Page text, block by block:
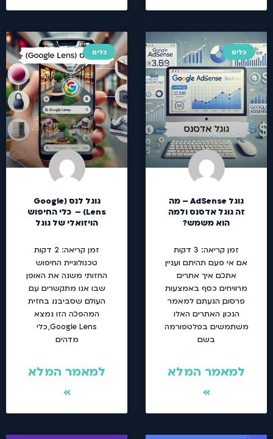
כלים
גוגל AdSense – מה
זה גוגל אדסנס ולמה
הוא משמש?
זמן קריאה: 3 דקות
אם אי פעם תהיתם ועניין
אתכם איך אתרים
מרוויחים כסף באמצעות
פרסום, הגעתם למאמר
הנכון. האתרים האלו
משתמשים בפלטפורמה
בשם
למאמר המלא
»
כלים
גוגל לנס (Google
Lens) – כלי החיפוש
הויזואלי של גוגל
זמן קריאה: 2 דקות
טכנולוגיית החיפוש
החזותי משנה את האופן
שבו אנו מתקשרים עם
העולם שסביבנו. בחזית
המהפכה הזו נמצא
Google Lens, כלי
מדהים
למאמר המלא
»